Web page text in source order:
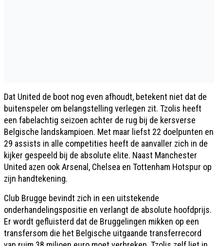
Dat United de boot nog even afhoudt, betekent niet dat de
buitenspeler om belangstelling verlegen zit. Tzolis heeft
een fabelachtig seizoen achter de rug bij de kersverse
Belgische landskampioen. Met maar liefst 22 doelpunten en
29 assists in alle competities heeft de aanvaller zich in de
kijker gespeeld bij de absolute elite. Naast Manchester
United azen ook Arsenal, Chelsea en Tottenham Hotspur op
zijn handtekening.
Club Brugge bevindt zich in een uitstekende
onderhandelingspositie en verlangt de absolute hoofdprijs.
Er wordt gefluisterd dat de Bruggelingen mikken op een
transfersom die het Belgische uitgaande transferrecord